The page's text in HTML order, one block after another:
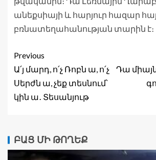
անեքսիայի և հարյուր հազար
բռնատեղահանության տարին է։
Previous
Ա՛յ մարդ, ո՛չ Ռոբն ա, ո՛չ
Սերժն ա, չեք տեսնում՝
կին ա․ Տեսանյութ
Դա
ԲԱՑ ՄԻ ԹՈՂԵՔ